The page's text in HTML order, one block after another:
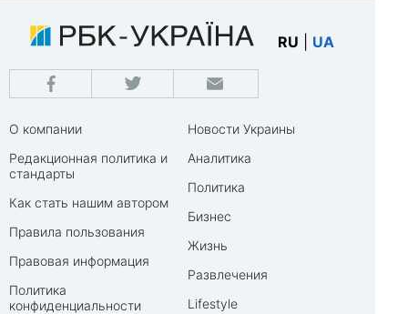
RU UA
О компании
Редакционная политика и
стандарты
Как стать нашим автором
Правила пользования
Правовая информация
Политика
конфиденциальности
Новости Украины
Аналитика
Политика
Бизнес
Жизнь
Развлечения
Lifestyle